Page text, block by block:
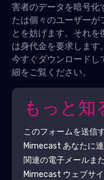
害者のデータを暗号化
たは個々のユーザーが
とを妨げます。それ
は身代金を要求します。
今すぐダウンロードし
細をご覧ください。
もっと知
このフォームを送信
Mimecast あなたに
関連の電子メールま
Mimecast ウェブサ